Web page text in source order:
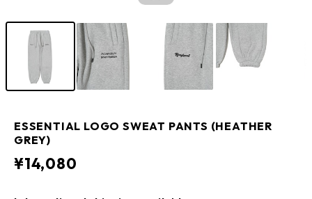
ESSENTIAL LOGO SWEAT PANTS (HEATHER
GREY)
¥14,080